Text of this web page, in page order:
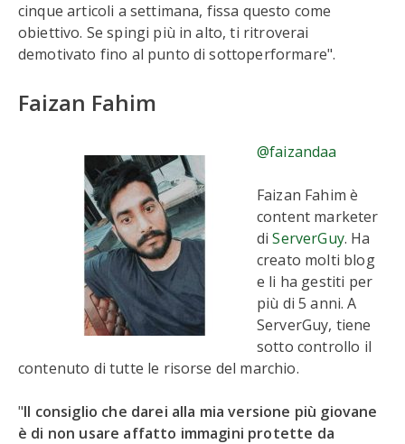
cinque articoli a settimana, fissa questo come
obiettivo. Se spingi più in alto, ti ritroverai
demotivato fino al punto di sottoperformare".
Faizan Fahim
@faizandaa
Faizan Fahim è
content marketer
diServerGuy. Ha
creato molti blog
e li ha gestiti per
più di 5 anni. A
ServerGuy, tiene
sotto controllo il
contenuto di tutte le risorse del marchio.
"Il consiglio che darei alla mia versione più giovane
è di non usare affatto immagini protette da